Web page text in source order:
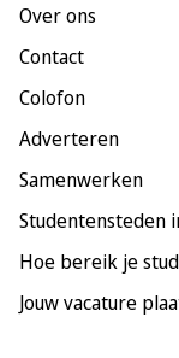
Maastricht
Nijmegen
Rotterdam
Tilburg
Utrecht
Over ons
Contact
Colofon
Adverteren
Samenwerken
Studentensteden
Hoe bereik je
Jouw vacature